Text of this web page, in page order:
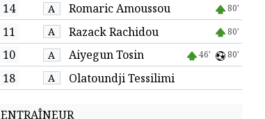
14 A Romaric Amoussou 80'
11 A Razack Rachidou 80'
10 A Aiyegun Tosin 46' 80'
18 A Olatoundji Tessilimi
ENTRAÎNEUR